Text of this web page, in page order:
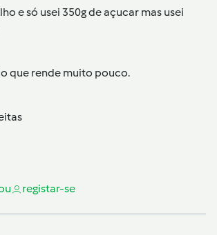
e só usei 350g de açucar mas usei
que rende muito pouco.
registar-se